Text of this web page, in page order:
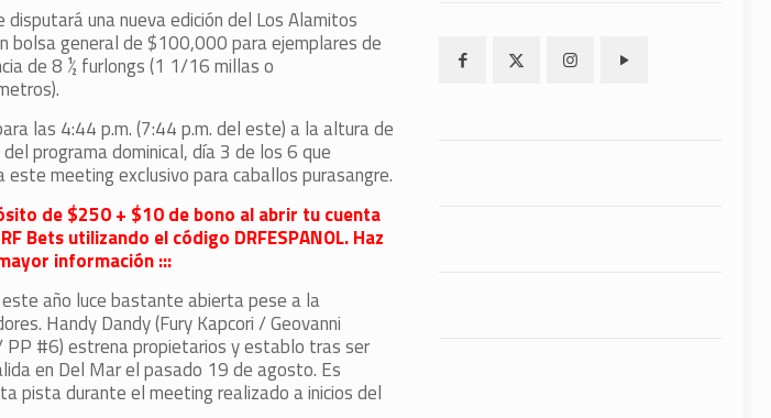
una nueva edición del Los Alamitos
bolsa general de $100,000 para ejemplares de
de 8 ½ furlongs (1 1/16 millas o
las 4:44 p.m. (7:44 p.m. del este) a la altura de
programa dominical, día 3 de los 6 que
meeting exclusivo para caballos purasangre.
de $250 + $10 de bono al abrir tu cuenta
Bets utilizando el código DRFESPANOL. Haz
información :::
año luce bastante abierta pese a la
Handy Dandy (Fury Kapcori / Geovanni
PP #6) estrena propietarios y establo tras ser
en Del Mar el pasado 19 de agosto. Es
pista durante el meeting realizado a inicios del